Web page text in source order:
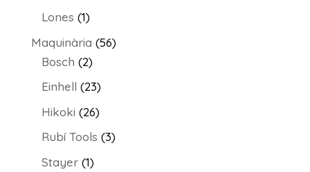
Lones 11
producte
Maquinària 5656
Bosch 22
productes
Einhell 2323
productes
Hikoki 2626
productes
Rubí Tools 33
Stayer 11